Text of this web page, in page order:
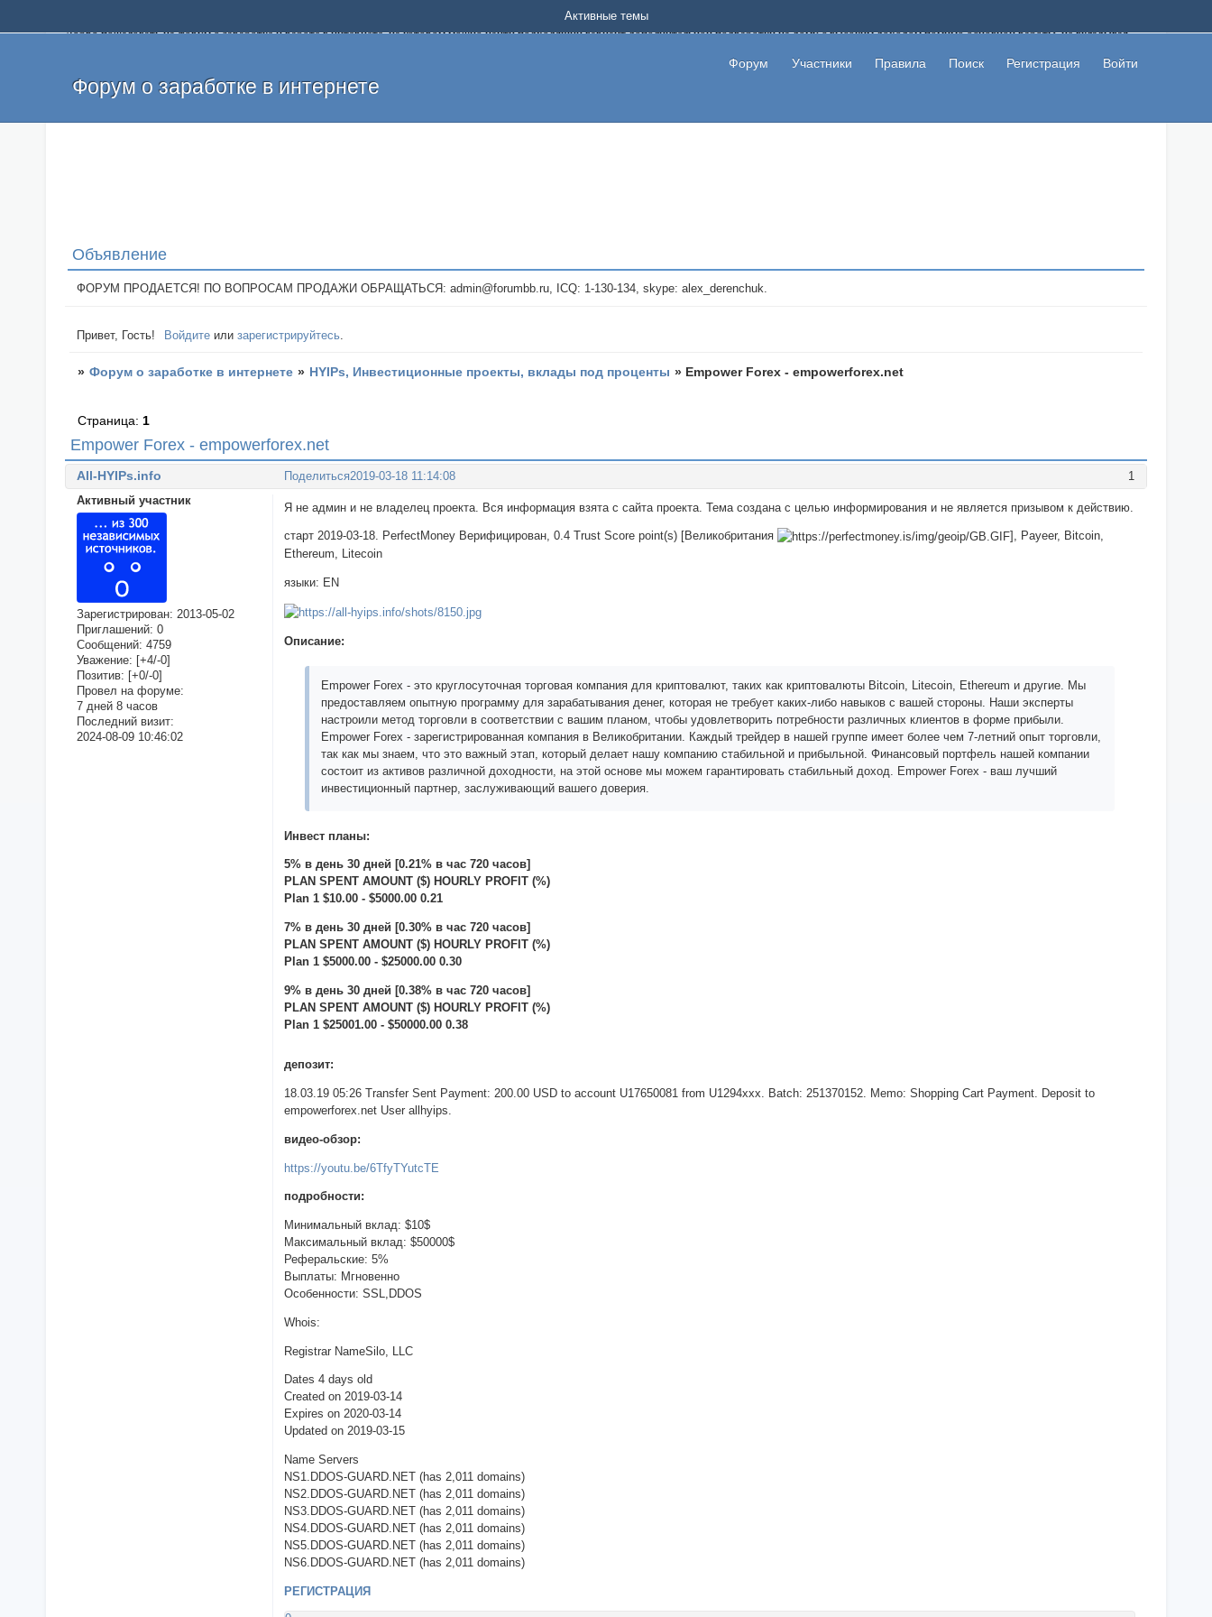
Добро пожаловать на форум о заработке и работе в интернете, на котором можно найти подходящий вариант дополнительной подработки на дому с высоким доходом помимо основной работы, не вкладывая
и оставлять свои отзывы. Если вы знаете, что определенный проект или сайт не платит, то указывайте в теме что это лохотрон, чтобы другие пользователи не попались на развод. Вы сможете начать зарабатывать
легкие деньги без вложений и регистрации уже сегодня. Создавайте новые темы, размещайте объявления со своими пригласительными ссылками и первая прибыль не заставит себя долго ждать.
Форум о заработке в интернете
Форум Участники Правила Поиск Регистрация Войти
Активные темы
Объявление
ФОРУМ ПРОДАЕТСЯ! ПО ВОПРОСАМ ПРОДАЖИ ОБРАЩАТЬСЯ: admin@forumbb.ru, ICQ: 1-130-134, skype: alex_derenchuk.
Привет, Гость! Войдите илизарегистрируйтесь.
» Форум о заработке в интернете » HYIPs, Инвестиционные проекты, вклады под проценты » Empower Forex - empowerforex.net
Empower Forex - empowerforex.net
Страница: 1
Поделиться 1
2019-03-18 11:14:08
All-HYIPs.info
Активный участник
Зарегистрирован: 2013-05-02
Приглашений: 0
Сообщений: 4759
Уважение: [+4/-0]
Позитив: [+0/-0]
Провел на форуме:
7 дней 8 часов
Последний визит:
2024-08-09 10:46:02
Я не админ и не владелец проекта. Вся информация взята с сайта проекта. Тема создана с целью информирования и не является призывом к действию.
старт 2019-03-18. PerfectMoney Верифицирован, 0.4 Trust Score point(s) [Великобритания
], Payeer, Bitcoin,
Ethereum, Litecoin
языки: EN
Описание:
Empower Forex - это круглосуточная торговая компания для криптовалют, таких как криптовалюты Bitcoin, Litecoin, Ethereum и другие. Мы
предоставляем опытную программу для зарабатывания денег, которая не требует каких-либо навыков с вашей стороны. Наши эксперты
настроили метод торговли в соответствии с вашим планом, чтобы удовлетворить потребности различных клиентов в форме прибыли.
Empower Forex - зарегистрированная компания в Великобритании. Каждый трейдер в нашей группе имеет более чем 7-летний опыт торговли,
так как мы знаем, что это важный этап, который делает нашу компанию стабильной и прибыльной. Финансовый портфель нашей компании
состоит из активов различной доходности, на этой основе мы можем гарантировать стабильный доход. Empower Forex - ваш лучший
инвестиционный партнер, заслуживающий вашего доверия.
Инвест планы:
5% в день 30 дней [0.21% в час 720 часов]
PLAN SPENT AMOUNT ($) HOURLY PROFIT (%)
Plan 1 $10.00 - $5000.00 0.21
7% в день 30 дней [0.30% в час 720 часов]
PLAN SPENT AMOUNT ($) HOURLY PROFIT (%)
Plan 1 $5000.00 - $25000.00 0.30
9% в день 30 дней [0.38% в час 720 часов]
PLAN SPENT AMOUNT ($) HOURLY PROFIT (%)
Plan 1 $25001.00 - $50000.00 0.38
депозит:
18.03.19 05:26 Transfer Sent Payment: 200.00 USD to account U17650081 from U1294xxx. Batch: 251370152. Memo: Shopping Cart Payment. Deposit to
empowerforex.net User allhyips.
видео-обзор:
https://youtu.be/6TfyTYutcTE
подробности:
Минимальный вклад: $10$
Максимальный вклад: $50000$
Реферальские: 5%
Выплаты: Мгновенно
Особенности: SSL,DDOS
Whois:
Registrar NameSilo, LLC
Dates 4 days old
Created on 2019-03-14
Expires on 2020-03-14
Updated on 2019-03-15
Name Servers
NS1.DDOS-GUARD.NET (has 2,011 domains)
NS2.DDOS-GUARD.NET (has 2,011 domains)
NS3.DDOS-GUARD.NET (has 2,011 domains)
NS4.DDOS-GUARD.NET (has 2,011 domains)
NS5.DDOS-GUARD.NET (has 2,011 domains)
NS6.DDOS-GUARD.NET (has 2,011 domains)
РЕГИСТРАЦИЯ